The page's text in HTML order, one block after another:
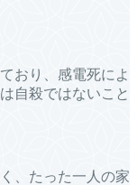
おり、感電死によ
自殺ではないこと
、たった一人の家